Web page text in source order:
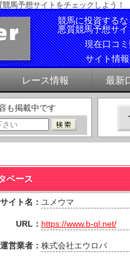
馬予想サイトをチェックしよう！
競馬に投資する
悪質競馬予想サ
現在口コ
サイト情
レース情報 最新
も掲載中です
ベース
サイト名： ユメウマ
URL： https://www.b-ql.net/
運営業者： 株式会社エウロパ